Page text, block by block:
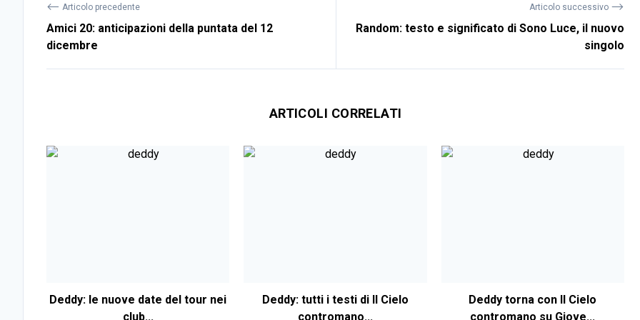
⟵ Articolo precedente
Amici 20: anticipazioni della puntata del 12
dicembre
Articolo successivo ⟶
Random: testo e significato di Sono Luce, il nuovo
singolo
ARTICOLI CORRELATI
Deddy: le nuove date del tour nei
club...
Deddy: tutti i testi di Il Cielo
contromano...
Deddy torna con Il Cielo
contromano su Giove...